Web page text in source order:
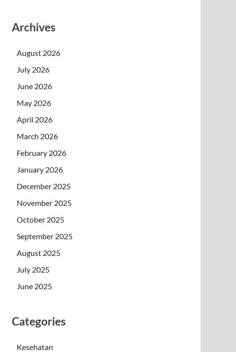
Archives
August 2026
July 2026
June 2026
May 2026
April 2026
March 2026
February 2026
January 2026
December 2025
November 2025
October 2025
September 2025
August 2025
July 2025
June 2025
Categories
Kesehatan